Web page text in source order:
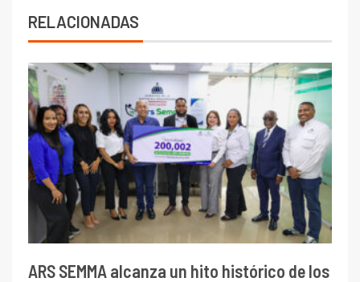
RELACIONADAS
ARS SEMMA alcanza un hito histórico de los